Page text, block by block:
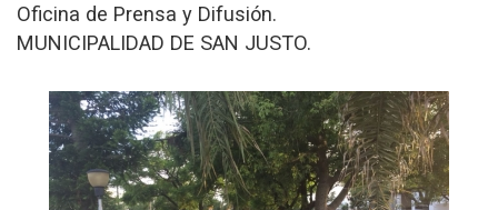
Oficina de Prensa y Difusión.
MUNICIPALIDAD DE SAN JUSTO.